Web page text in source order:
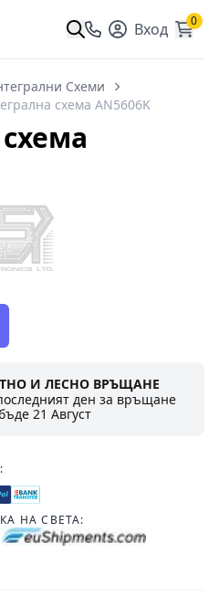
Вход 0
Схеми
схема AN5606K
И ЛЕСНО ВРЪЩАНЕ
ден за връщане
21 Август
НА СВЕТА: